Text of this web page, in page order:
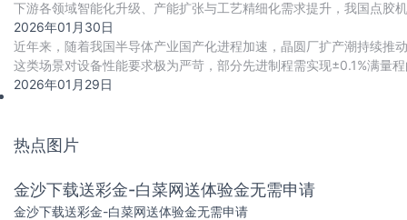
下游各领域智能化升级、产能扩张与工艺精细化需求提升，我国点胶
2026年01月30日
近年来，随着我国半导体产业国产化进程加速，晶圆厂扩产潮持续推
这类场景对设备性能要求极为严苛，部分先进制程需实现±0.1%满量
准。
2026年01月29日
热点图片
金沙下载送彩金-白菜网送体验金无需申请
金沙下载送彩金-白菜网送体验金无需申请